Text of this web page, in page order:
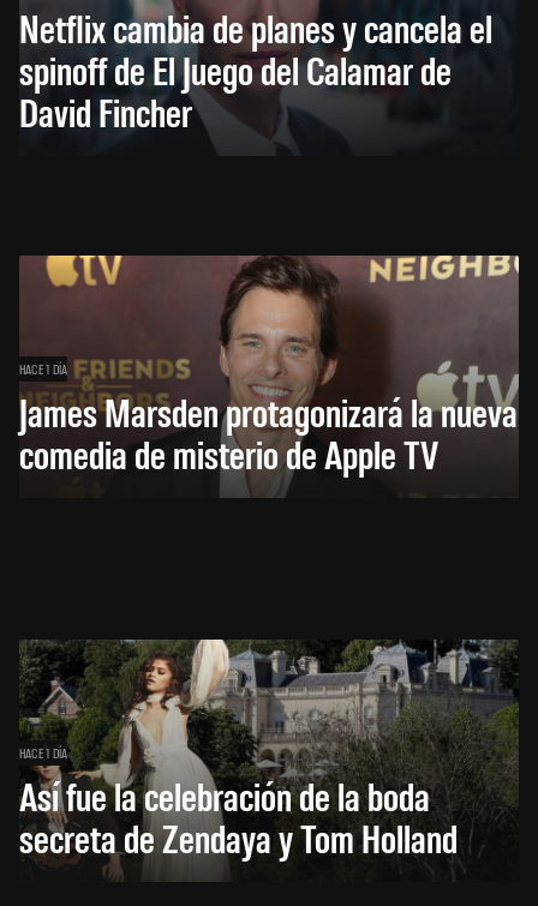
Netflix cambia de planes y cancela el
spinoff de El Juego del Calamar de
David Fincher
HACE 1 DÍA
James Marsden protagonizará la nueva
comedia de misterio de Apple TV
HACE 1 DÍA
Así fue la celebración de la boda
secreta de Zendaya y Tom Holland